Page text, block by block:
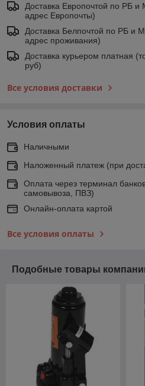
Доставка Европочтой по РБ и
адрес Европочты)
Доставка Белпочтой по РБ и
адрес проживания)
Доставка курьером платная
руб)
Все условия доставки
Условия оплаты
Наличными
Наложенный платеж (при
Оплата через терминал
самовывоза, ПВЗ)
Онлайн-оплата картой
Все условия оплаты
Подобные товары